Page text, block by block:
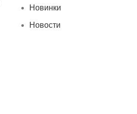
Новинки
Новости